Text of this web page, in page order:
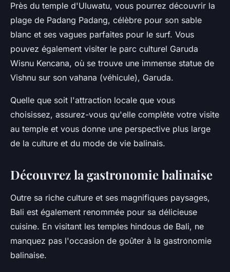
Près du temple d'Uluwatu, vous pourrez découvrir la
plage de Padang Padang, célèbre pour son sable
blanc et ses vagues parfaites pour le surf. Vous
pouvez également visiter le parc culturel Garuda
Wisnu Kencana, où se trouve une immense statue de
Vishnu sur son vahana (véhicule), Garuda.
Quelle que soit l'attraction locale que vous
choisissez, assurez-vous qu'elle complète votre visite
au temple et vous donne une perspective plus large
de la culture et du mode de vie balinais.
Découvrez la gastronomie balinaise
Outre sa riche culture et ses magnifiques paysages,
Bali est également renommée pour sa délicieuse
cuisine. En visitant les temples hindous de Bali, ne
manquez pas l'occasion de goûter à la gastronomie
balinaise.